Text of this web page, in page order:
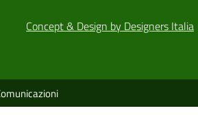
Concept & Design by Designers Italia